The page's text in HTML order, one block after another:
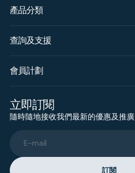
產品分類
查詢及支援
會員計劃
立即訂閱
隨時隨地接收我們最新的優惠及推廣
E-mail
訂閱